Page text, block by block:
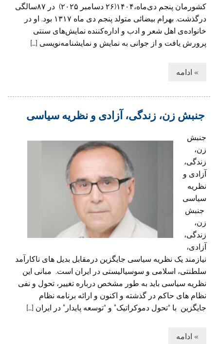
کشورمان پنجم دی‌ماه،۱۴۰۴(۲۶ دسامبر ۲۰۲۵) در ۸۷سالگی‌
درگذشت. بهرام بیضائی متولد پنجم دی ماه ۱۳۱۷ بود. او در
خانواده‌ی اهل شعر و ادب و اداره‌کننده نمایش‌های سنتی
پرورش یافت و از جوانی به نمایش و نمایشنامه‌نویسی […]
» ادامه
جنبش زن، زندگی، آزادی و نظریه سیاسی
جنبش
زن،
زندگی،
آزادی و
نظریه
سیاسی
جنبش
زن،
زندگی،
آزادی،
نیازمند یک نظریه سیاسی جایگزین درمقابل بدیل های ناکارآمد
سلطنتی، اسلامی و سوسیالیستی در ایران است. مبانی این
نظریه سیاسی باید به طور مشخص درباره تغییر، تحول و نفی
نظام های حاکم در گذشته و اکنون و ارائه برنامه نظام
جایگزین با “تحول دموکراتیک” و “توسعه پایدار” در ایران […]
» ادامه